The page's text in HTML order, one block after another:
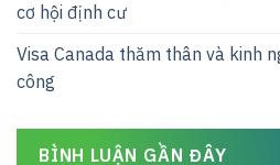
cơ hội định cư
Visa Canada thăm thân và kinh
công
BÌNH LUẬN GẦN ĐÂY